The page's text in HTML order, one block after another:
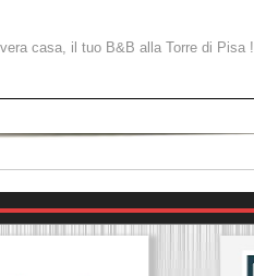
casa, il tuo B&B alla Torre di Pisa !